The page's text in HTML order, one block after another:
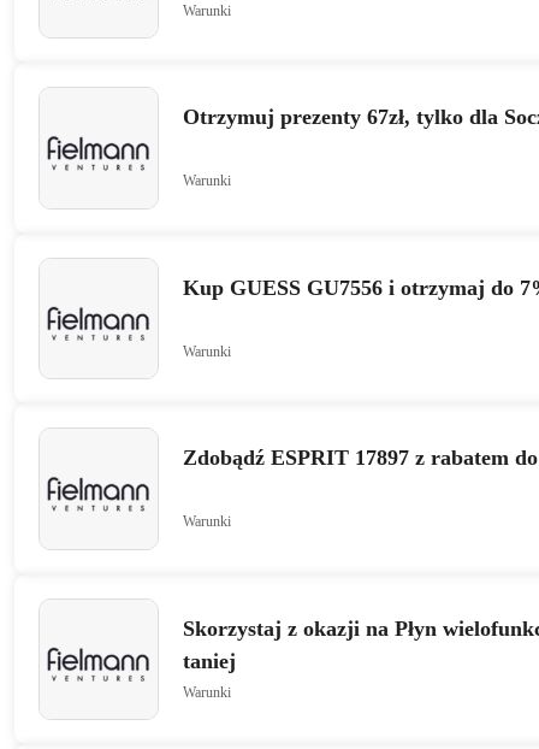
Warunki
Otrzymuj prezenty 67zł, tylko dla
Warunki
Kup GUESS GU7556 i otrzymaj do
Warunki
Zdobądź ESPRIT 17897 z rabatem
Warunki
Skorzystaj z okazji na Płyn
taniej
Warunki